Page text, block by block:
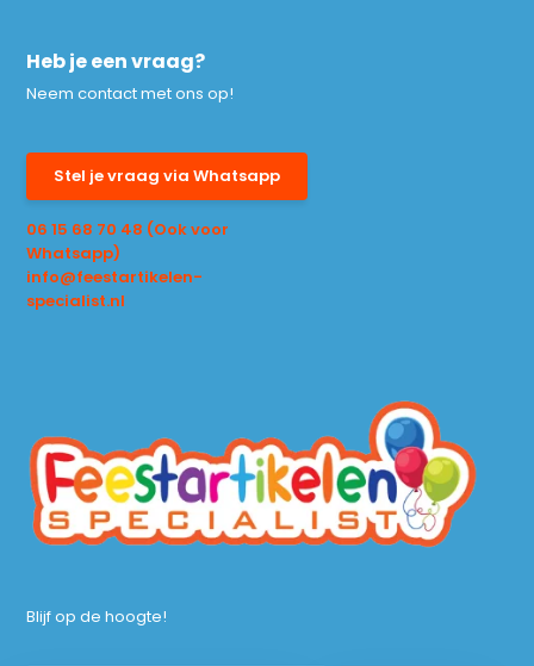
Heb je een vraag?
Neem contact met ons op!
Stel je vraag via Whatsapp
06 15 68 70 48 (Ook voor
Whatsapp)
info@feestartikelen-
specialist.nl
Blijf op de hoogte!